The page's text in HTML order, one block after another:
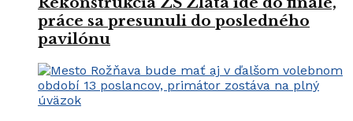
práce sa presunuli do posledného
pavilónu